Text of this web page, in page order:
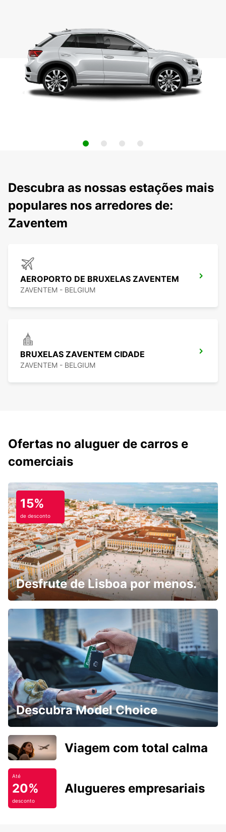
Descubra as nossas estações mais
populares nos arredores de:
Zaventem
AEROPORTO DE BRUXELAS ZAVENTEM
ZAVENTEM - BELGIUM
BRUXELAS ZAVENTEM CIDADE
ZAVENTEM - BELGIUM
Ofertas no aluguer de carros e
comerciais
15%
de desconto
Desfrute de Lisboa por menos.
Descubra Model Choice
Viagem com total calma
Até
20%
desconto
Alugueres empresariais